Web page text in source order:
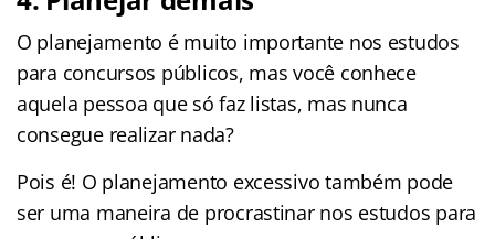
O planejamento é muito importante nos estudos
para concursos públicos, mas você conhece
aquela pessoa que só faz listas, mas nunca
consegue realizar nada?
Pois é! O planejamento excessivo também pode
ser uma maneira de procrastinar nos estudos para